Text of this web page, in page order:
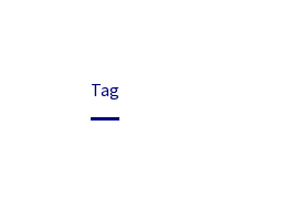
Tag